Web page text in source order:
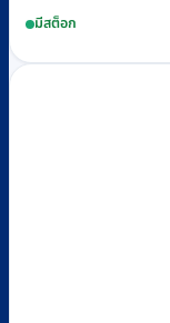
was:
฿2,600.
is:
฿2,400.
มีสต็อก